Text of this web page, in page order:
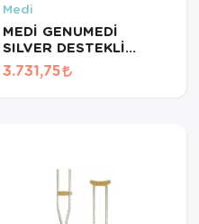
Medi
MEDİ GENUMEDİ
SILVER DESTEKLİ
DİZLİK 613 - 9
3.731,75